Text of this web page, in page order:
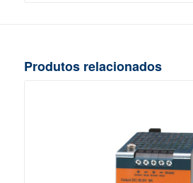
Produtos relacionados